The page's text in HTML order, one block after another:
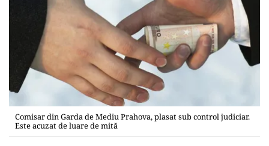
Comisar din Garda de Mediu Prahova, plasat sub control judiciar.
Este acuzat de luare de mită